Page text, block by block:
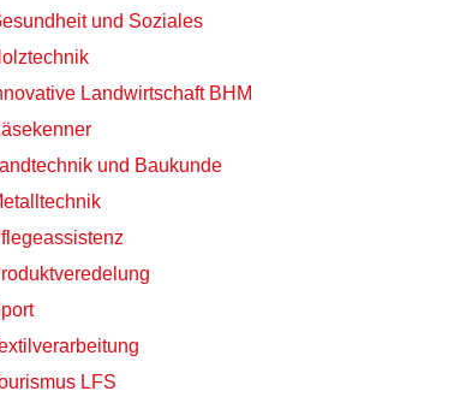
und Soziales
Landwirtschaft BHM
und Baukunde
LFS